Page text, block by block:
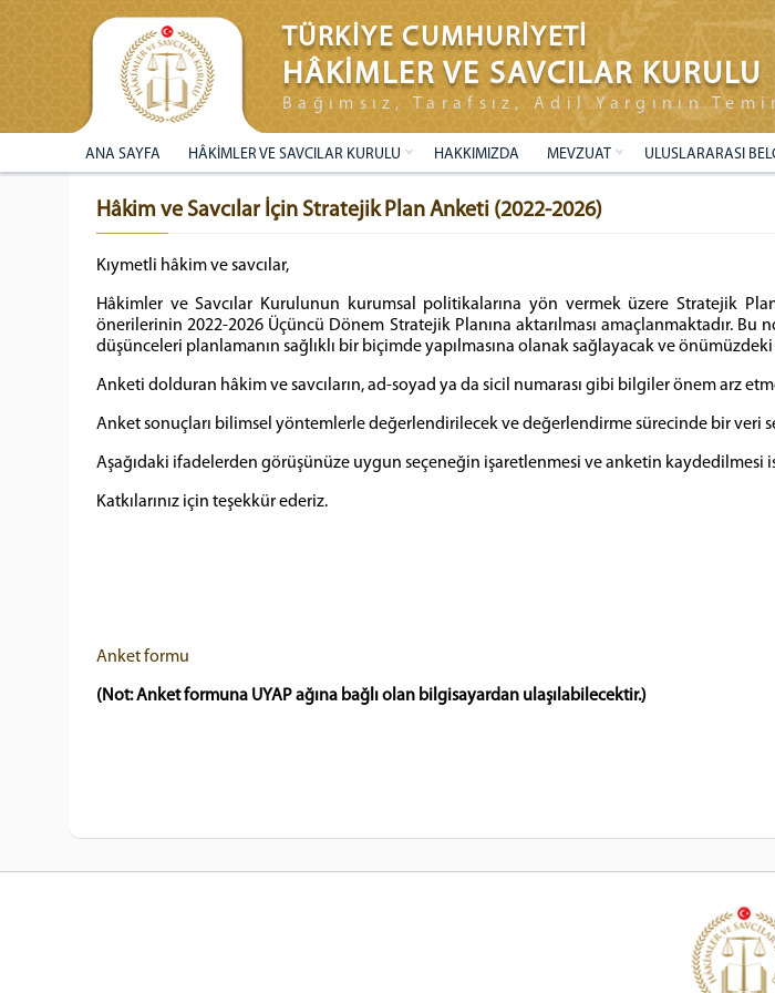
TÜRKİYE CUMHURİYETİ
HÂKİMLER VE SAVCILAR KURULU
Bağımsız, Tarafsız, Adil Yargının
ANA SAYFA HÂKİMLER VE SAVCILAR KURULU HAKKIMIZDA MEVZUAT ULUSLARARASI
Hâkim ve Savcılar İçin Stratejik Plan Anketi (2022-2026)
Kıymetli hâkim ve savcılar,
Hâkimler ve Savcılar Kurulunun kurumsal politikalarına yön vermek üzere Stratejik
önerilerinin 2022-2026 Üçüncü Dönem Stratejik Planına aktarılması amaçlanmaktadır.
düşünceleri planlamanın sağlıklı bir biçimde yapılmasına olanak sağlayacak ve
Anketi dolduran hâkim ve savcıların, ad-soyad ya da sicil numarası gibi bilgiler önem arz
Anket sonuçları bilimsel yöntemlerle değerlendirilecek ve değerlendirme sürecinde bir veri
Aşağıdaki ifadelerden görüşünüze uygun seçeneğin işaretlenmesi ve anketin kaydedilmesi
Katkılarınız için teşekkür ederiz.
Anket formu
(Not: Anket formuna UYAP ağına bağlı olan bilgisayardan ulaşılabilecektir.)